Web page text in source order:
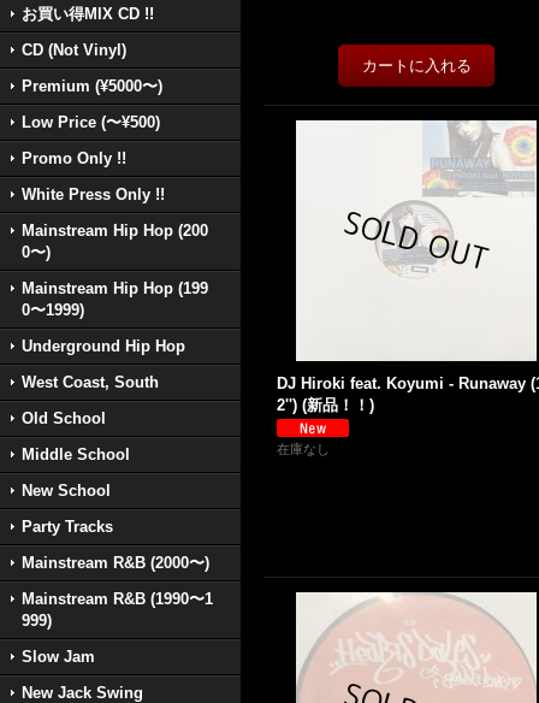
お買い得MIX CD !!
CD (Not Vinyl)
Premium (¥5000〜)
Low Price (〜¥500)
Promo Only !!
White Press Only !!
Mainstream Hip Hop (200
0〜)
Mainstream Hip Hop (199
0〜1999)
Underground Hip Hop
West Coast, South
Old School
Middle School
New School
Party Tracks
Mainstream R&B (2000〜)
Mainstream R&B (1990〜1
999)
Slow Jam
New Jack Swing
DJ Hiroki feat. Koyumi - Runaway
2'') (新品！！)
在庫なし